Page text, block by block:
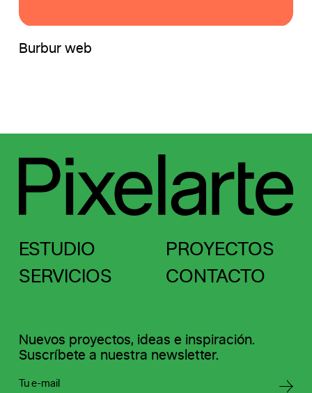
Burbur web
ESTUDIO
PROYECTOS
SERVICIOS
CONTACTO
Nuevos proyectos, ideas e inspiración.
Suscríbete a nuestra newsletter.